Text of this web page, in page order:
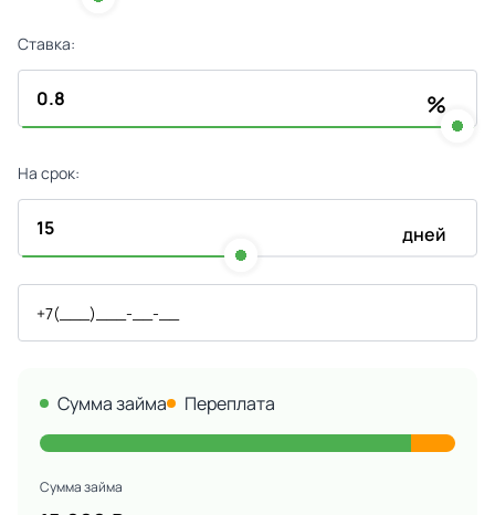
Ставка:
%
На срок:
дней
Сумма займа Переплата
Сумма займа